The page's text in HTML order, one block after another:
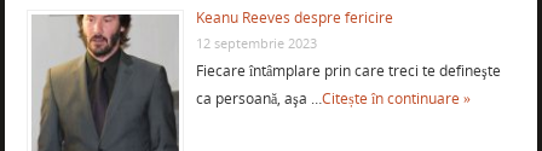
Keanu Reeves despre fericire
12 septembrie 2023
Fiecare întâmplare prin care treci te defineşte
ca persoană, aşa …Citește în continuare »